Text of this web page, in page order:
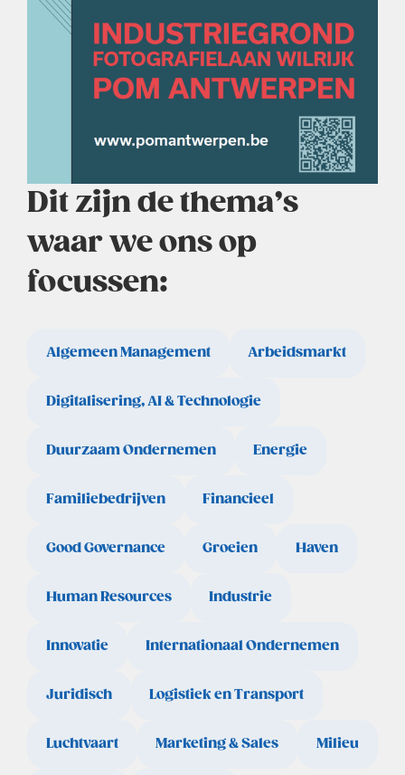
Dit zijn de thema’s
waar we ons op
focussen:
Algemeen Management Arbeidsmarkt
Digitalisering, AI & Technologie
Duurzaam Ondernemen Energie
Familiebedrijven Financieel
Good Governance Groeien Haven
Human Resources Industrie
Innovatie Internationaal Ondernemen
Juridisch Logistiek en Transport
Luchtvaart Marketing & Sales Milieu